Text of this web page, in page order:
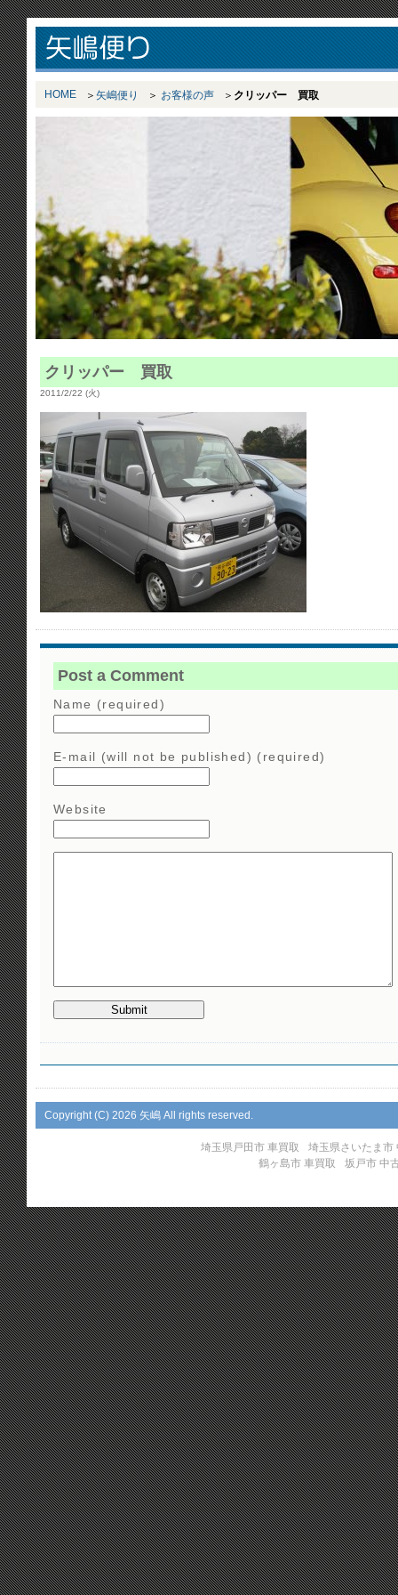
HOME 矢嶋便り お客様の声 クリッパー 買取
クリッパー 買取
2011/2/22 (火)
Post a Comment
Name (required)
E-mail (will not be published) (required)
Website
Copyright (C) 2026 矢嶋 All rights reserved.
埼玉県戸田市 車買取
埼玉県さいたま市
鶴ヶ島市 車買取
坂戸市 中